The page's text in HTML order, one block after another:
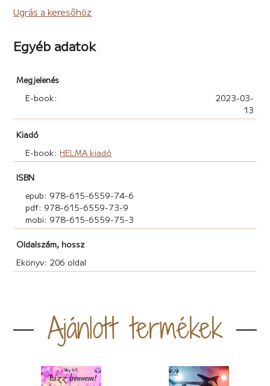
Ugrás a keresőhöz
Egyéb adatok
Megjelenés
E-book:
2023-03-
13
Kiadó
E-book: HELMA kiadó
ISBN
epub: 978-615-6559-74-6
pdf: 978-615-6559-73-9
mobi: 978-615-6559-75-3
Oldalszám, hossz
Ekönyv: 206 oldal
Ajánlott termékek